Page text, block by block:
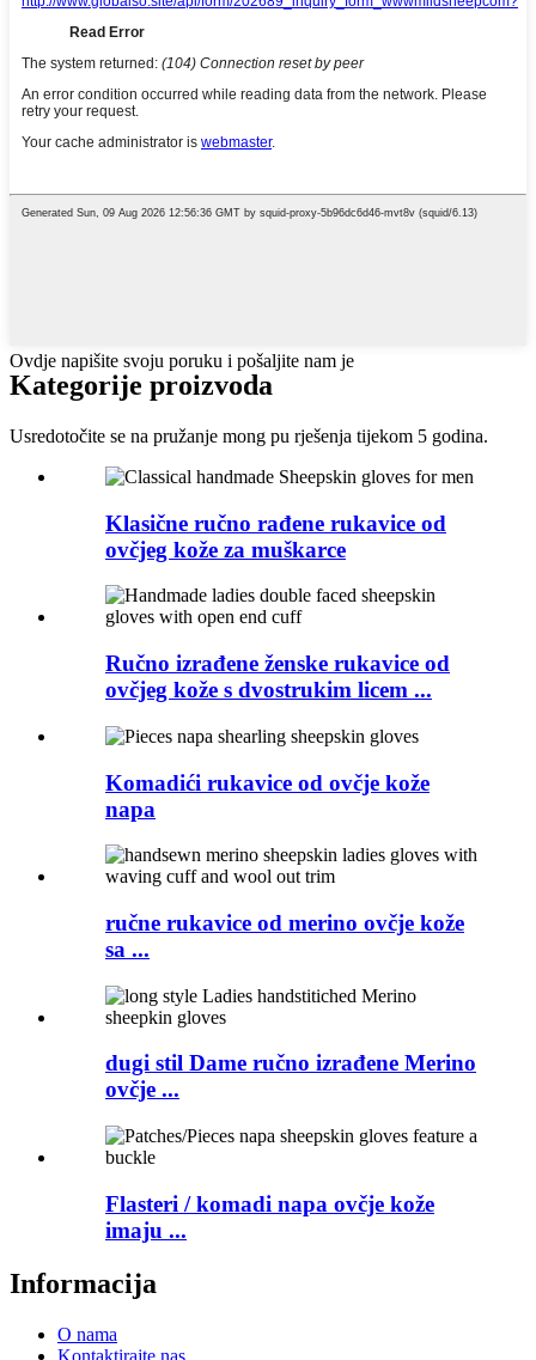
Ovdje napišite svoju poruku i pošaljite nam je
Kategorije proizvoda
Usredotočite se na pružanje mong pu rješenja tijekom 5 godina.
Klasične ručno rađene rukavice od
ovčjeg kože za muškarce
Ručno izrađene ženske rukavice od
ovčjeg kože s dvostrukim licem ...
Komadići rukavice od ovčje kože
napa
ručne rukavice od merino ovčje kože
sa ...
dugi stil Dame ručno izrađene Merino
ovčje ...
Flasteri / komadi napa ovčje kože
imaju ...
Informacija
O nama
Kontaktirajte nas